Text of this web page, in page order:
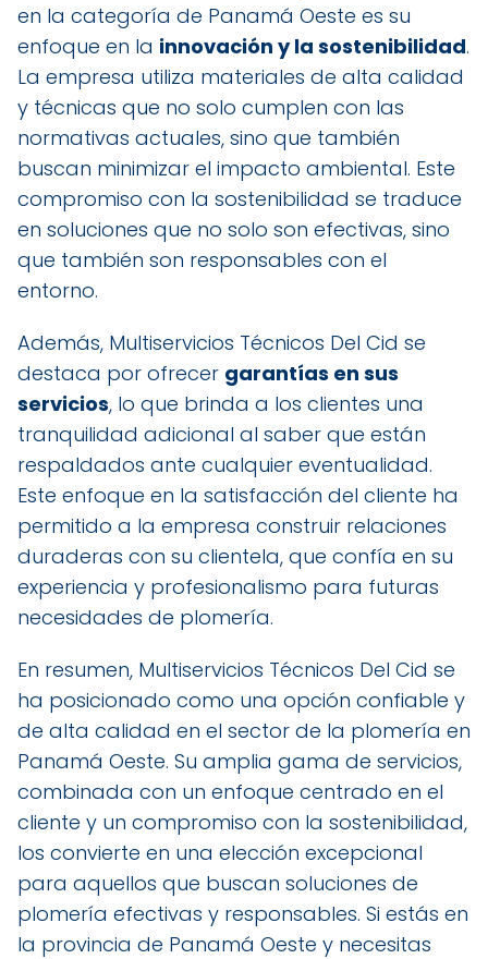
en la categoría de Panamá Oeste es su
enfoque en la innovación y la sostenibilidad.
La empresa utiliza materiales de alta calidad
y técnicas que no solo cumplen con las
normativas actuales, sino que también
buscan minimizar el impacto ambiental. Este
compromiso con la sostenibilidad se traduce
en soluciones que no solo son efectivas, sino
que también son responsables con el
entorno.
Además, Multiservicios Técnicos Del Cid se
destaca por ofrecer garantías en sus
servicios, lo que brinda a los clientes una
tranquilidad adicional al saber que están
respaldados ante cualquier eventualidad.
Este enfoque en la satisfacción del cliente ha
permitido a la empresa construir relaciones
duraderas con su clientela, que confía en su
experiencia y profesionalismo para futuras
necesidades de plomería.
En resumen, Multiservicios Técnicos Del Cid se
ha posicionado como una opción confiable y
de alta calidad en el sector de la plomería en
Panamá Oeste. Su amplia gama de servicios,
combinada con un enfoque centrado en el
cliente y un compromiso con la sostenibilidad,
los convierte en una elección excepcional
para aquellos que buscan soluciones de
plomería efectivas y responsables. Si estás en
la provincia de Panamá Oeste y necesitas